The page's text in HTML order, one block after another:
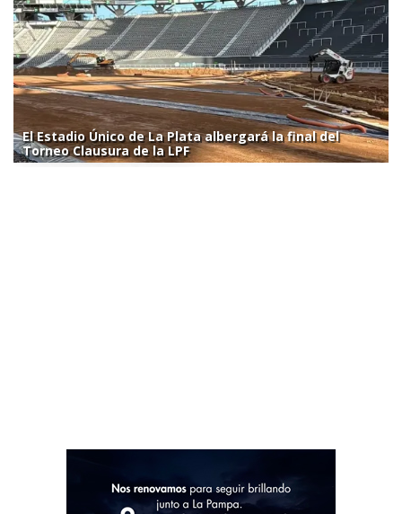
El Estadio Único de La Plata albergará la final del
Torneo Clausura de la LPF